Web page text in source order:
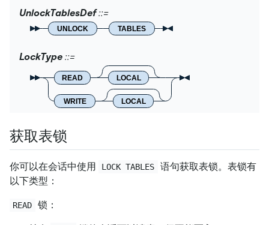
UnlockTablesDef
UNLOCK TABLES
LockType
READ LOCAL
WRITE LOCAL
获取表锁
你可以在会话中使用 LOCK TABLES
语句获取表锁。表锁有
以下类型：
READ 锁：